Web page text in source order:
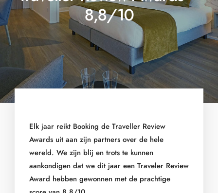
8,8/10
Elk jaar reikt Booking de Traveller Review
Awards uit aan zijn partners over de hele
wereld. We zijn blij en trots te kunnen
aankondigen dat we dit jaar een Traveler Review
Award hebben gewonnen met de prachtige